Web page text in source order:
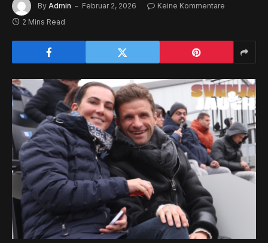
By Admin Februar 2, 2026
Keine Kommentare
2 Mins Read